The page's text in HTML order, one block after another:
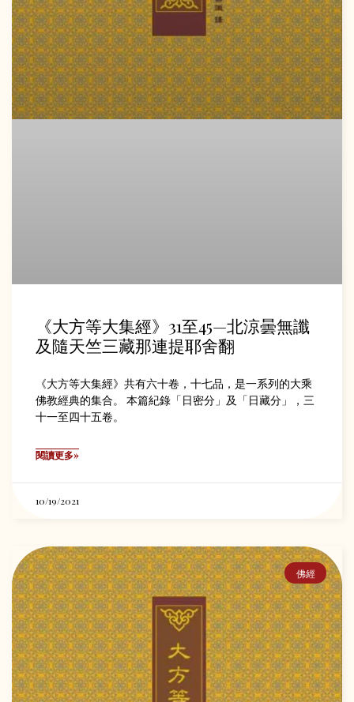
《大方等大集經》31至45—北涼曇無讖
及隨天竺三藏那連提耶舍翻
《大方等大集經》共有六十卷，十七品，是一系列的大乘
佛教經典的集合。 本篇紀錄「日密分」及「日藏分」，三
十一至四十五卷。
閱讀更多»
10/19/2021
佛經